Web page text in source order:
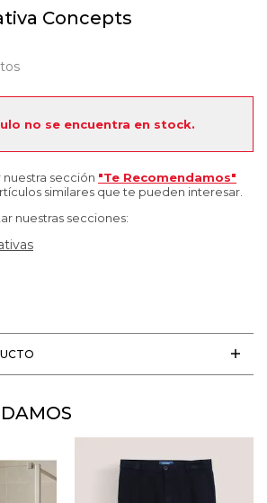
Concepts
no se encuentra en stock.
nuestra sección "Te Recomendamos"
similares que te pueden interesar.
nuestras secciones: